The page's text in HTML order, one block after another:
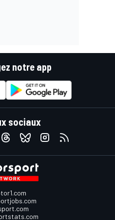
notre app
sociaux